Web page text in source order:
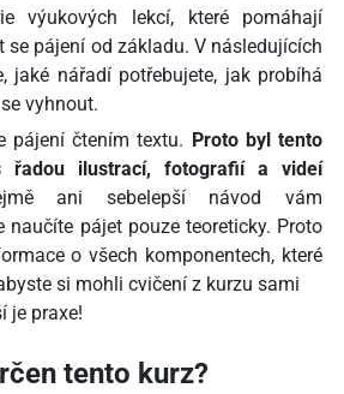
přepínač, tranzistory
gadget, integrované obvody
výukových lekcí, které pomáhají
pájení od základu. V následujících
jaké nářadí potřebujete, jak probíhá
vyhnout.
pájení čtením textu. Proto byl tento
řadou ilustrací, fotografií a videí
ani sebelepší návod vám
naučíte pájet pouze teoreticky. Proto
o všech komponentech, které
si mohli cvičení z kurzu sami
je praxe!
tento kurz?